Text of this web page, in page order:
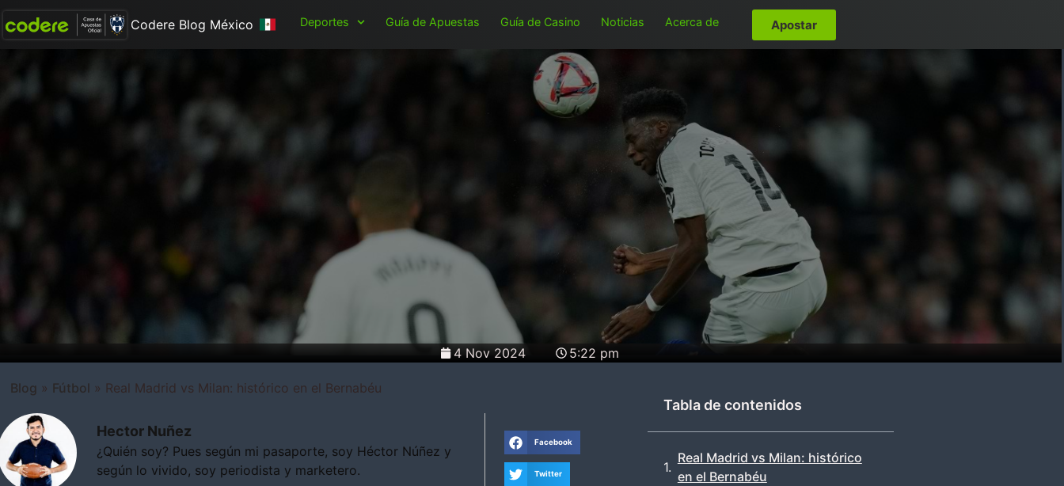
Codere Blog México Deportes Guía de Apuestas Guía de Casino Noticias Acerca de Apostar
4 Nov 2024 5:22 pm
Blog » Fútbol » Real Madrid vs Milan: histórico en el Bernabéu
Hector Nuñez
¿Quién soy? Pues según mi pasaporte, soy Héctor Núñez y
según lo vivido, soy periodista y marketero.
Facebook
Twitter
Tabla de contenidos
Real Madrid vs Milan: histórico
en el Bernabéu